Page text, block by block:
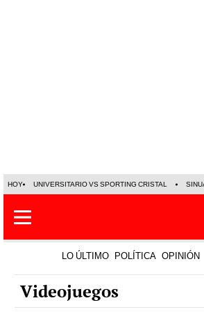
HOY UNIVERSITARIO VS SPORTING CRISTAL
LO ÚLTIMO POLÍTICA OPINIÓN
Videojuegos